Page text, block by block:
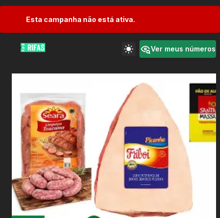
Esta campanha não está ativa.
Ver meus números